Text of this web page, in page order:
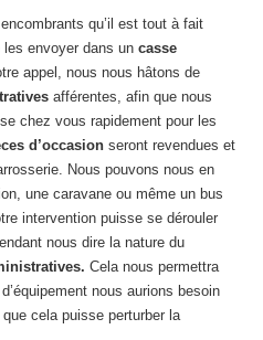
qu’il est tout à fait
les envoyer dans un casse
appel, nous nous hâtons de
afférentes, afin que nous
chez vous rapidement pour les
d’occasion seront revendues et
Nous pouvons nous en
une caravane ou même un bus
intervention puisse se dérouler
nous dire la nature du
Cela nous permettra
nous aurions besoin
cela puisse perturber la